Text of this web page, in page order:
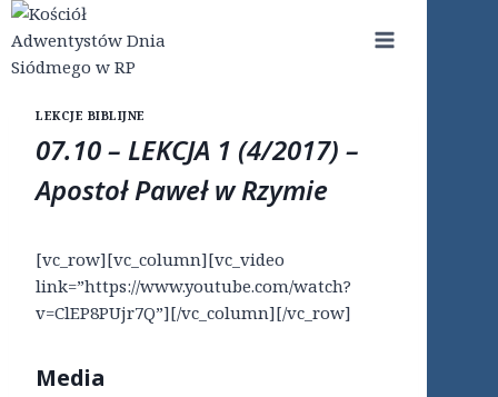
Przejdź
do
treści
LEKCJE BIBLIJNE
07.10 – LEKCJA 1 (4/2017) –
Apostoł Paweł w Rzymie
[vc_row][vc_column][vc_video
link=”https://www.youtube.com/watch?
v=ClEP8PUjr7Q”][/vc_column][/vc_row]
Media